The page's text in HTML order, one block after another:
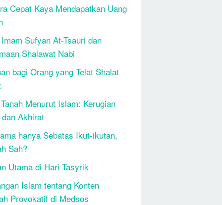
Cepat Kaya Mendapatkan Uang
Sufyan At-Tsauri dan
Shalawat Nabi
bagi Orang yang Telat Shalat
Menurut Islam: Kerugian
Akhirat
hanya Sebatas Ikut-ikutan,
Sah?
Utama di Hari Tasyrik
Islam tentang Konten
Provokatif di Medsos